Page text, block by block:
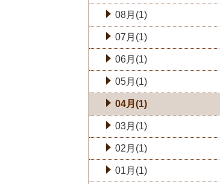
08月(1)
07月(1)
06月(1)
05月(1)
04月(1)
03月(1)
02月(1)
01月(1)